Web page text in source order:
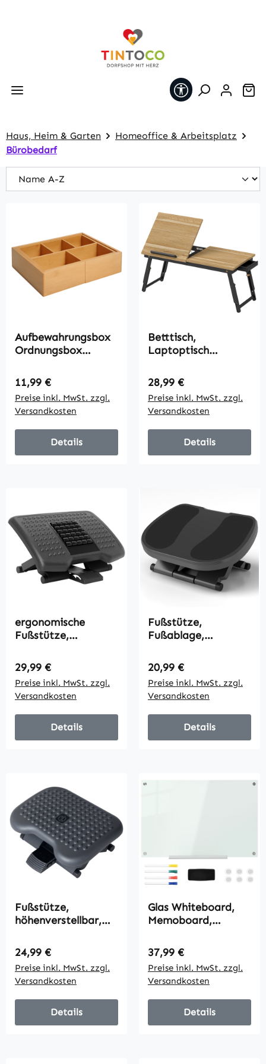
Werkzeugleiste
Haus, Heim & Garten
Homeoffice & Arbeitsplatz
Bürobedarf
Aufbewahrungsbox
Ordnungsbox
Organizer
ausziehbar Bambus
Natur 24,6 x 17,6 x
7 cm
Regulärer Preis:
11,99 €
Preise inkl. MwSt. zzgl.
Versandkosten
Details
Betttisch,
Laptoptisch
mit Schublade,
Klappbar für Sofa
Arbeiten Bett, Eiche
Regulärer Preis:
28,99 €
Preise inkl. MwSt. zzgl.
Versandkosten
Details
ergonomische
Fußstütze,
Massagefläche mit
Rollen, Schwarz, 46 x
35 cm
Regulärer Preis:
29,99 €
Preise inkl. MwSt. zzgl.
Versandkosten
Details
Fußstütze,
Fußablage,
30° neigbar, Grau
Regulärer Preis:
20,99 €
Preise inkl. MwSt. zzgl.
Versandkosten
Details
Fußstütze,
höhenverstellbar,
Neigungswinkel 46
cm x 35 cm x 11-17
cm, Grau
Regulärer Preis:
24,99 €
Preise inkl. MwSt. zzgl.
Versandkosten
Details
Glas Whiteboard,
Memoboard,
Stifte, 6 Magnete, 1
Schwamm,1 Ablage,
Weiß
Regulärer Preis:
37,99 €
Preise inkl. MwSt. zzgl.
Versandkosten
Details